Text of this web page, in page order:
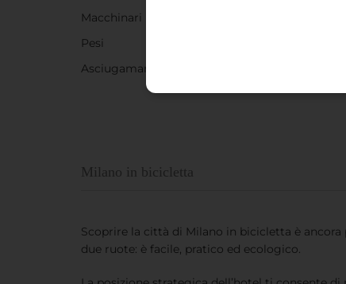
Macchinari moderni, inclusi tapis roulant e
Pesi
Asciugamani e acqua forniti dall’hotel
Milano in bicicletta
Scoprire la città di Milano in bicicletta è
due ruote: è facile, pratico ed ecologico.